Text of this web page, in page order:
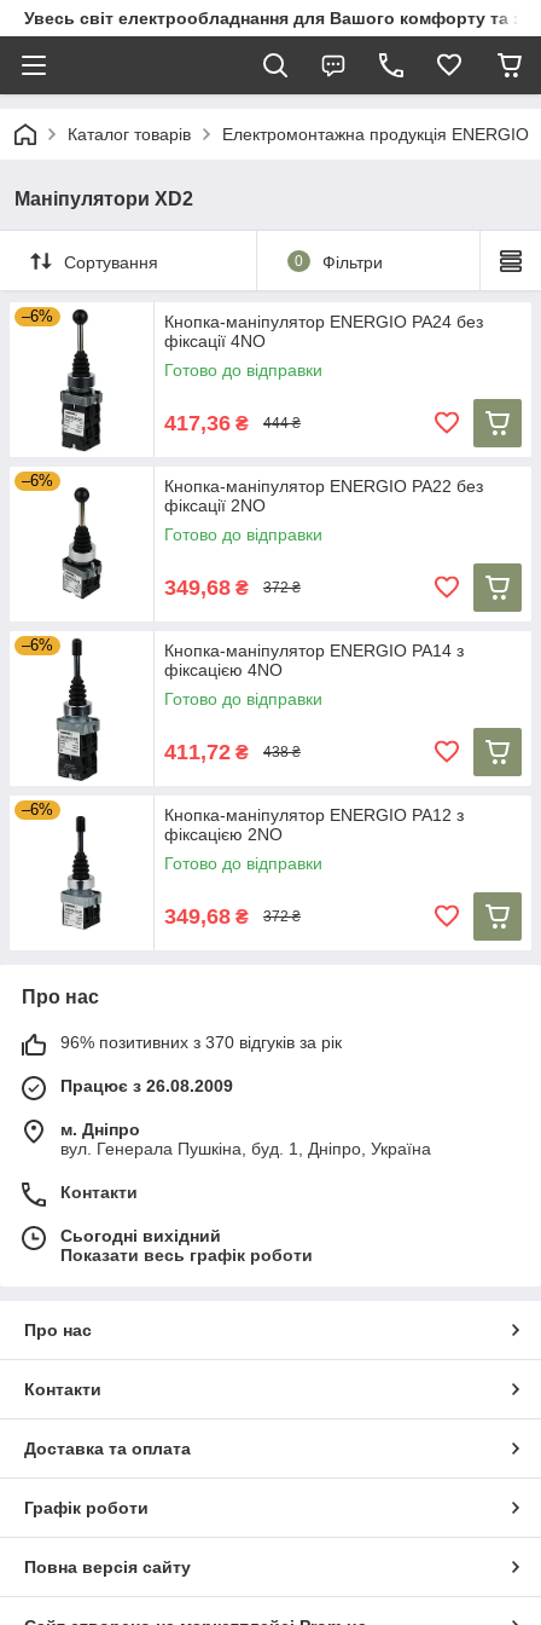
Увесь світ електрообладнання для Вашого комфорту та
Каталог товарів Електромонтажна продукція ENERGIO
Маніпулятори XD2
Сортування 0 Фільтри
–6%
Кнопка-маніпулятор ENERGIO PA24 без
фіксації 4NO
Готово до відправки
417,36 ₴ 444 ₴
–6%
Кнопка-маніпулятор ENERGIO PA22 без
фіксації 2NO
Готово до відправки
349,68 ₴ 372 ₴
–6%
Кнопка-маніпулятор ENERGIO PA14 з
фіксацією 4NO
Готово до відправки
411,72 ₴ 438 ₴
–6%
Кнопка-маніпулятор ENERGIO PA12 з
фіксацією 2NO
Готово до відправки
349,68 ₴ 372 ₴
Про нас
96% позитивних з 370 відгуків за рік
Працює з 26.08.2009
м. Дніпро
вул. Генерала Пушкіна, буд. 1, Дніпро, Україна
Контакти
Сьогодні вихідний
Показати весь графік роботи
Про нас
Контакти
Доставка та оплата
Графік роботи
Повна версія сайту